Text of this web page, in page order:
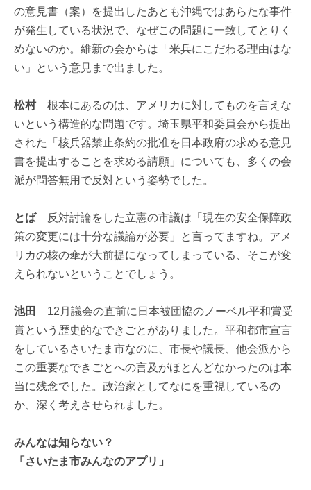
の意見書（案）を提出したあとも沖縄ではあらたな事件
が発生している状況で、なぜこの問題に一致してとりく
めないのか。維新の会からは「米兵にこだわる理由はな
い」という意見まで出ました。
松村 根本にあるのは、アメリカに対してものを言えな
いという構造的な問題です。埼玉県平和委員会から提出
された「核兵器禁止条約の批准を日本政府の求める意見
書を提出することを求める請願」についても、多くの会
派が問答無用で反対という姿勢でした。
とば反対討論をした立憲の市議は「現在の安全保障政
策の変更には十分な議論が必要」と言ってますね。アメ
リカの核の傘が大前提になってしまっている、そこが変
えられないということでしょう。
池田
12月議会の直前に日本被団協のノーベル平和賞受
賞という歴史的なできごとがありました。平和都市宣言
をしているさいたま市なのに、市長や議長、他会派から
この重要なできごとへの言及がほとんどなかったのは本
当に残念でした。政治家としてなにを重視しているの
か、深く考えさせられました。
みんなは知らない？
「さいたま市みんなのアプリ」